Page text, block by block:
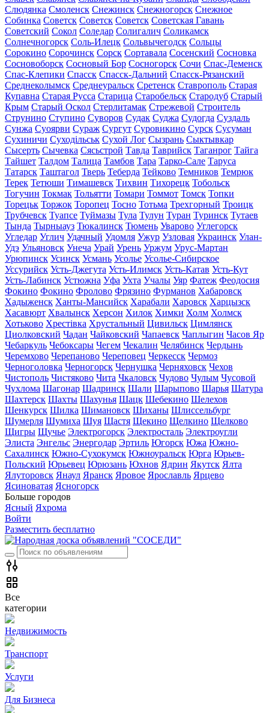
Слюдянка Смоленск Снежинск Снежногорск Снежное
Собинка Советск Советск Советск Советская Гавань
Советский Сокол Соледар Солигалич Соликамск
Солнечногорск Соль-Илецк Сольвычегодск Сольцы
Сорокино Сорочинск Сорск Сортавала Сосенский Сосновка
Сосновоборск Сосновый Бор Сосногорск Сочи Спас-Деменск
Спас-Клепики Спасск Спасск-Дальний Спасск-Рязанский
Среднеколымск Среднеуральск Сретенск Ставрополь Старая
Купавна Старая Русса Старица Старобельск Стародуб Старый
Крым Старый Оскол Стерлитамак Стрежевой Строитель
Струнино Ступино Суворов Судак Суджа Судогда Суздаль
Сунжа Суоярви Сураж Сургут Суровикино Сурск Сусуман
Сухиничи Суходільськ Сухой Лог Сызрань Сыктывкар
Сысерть Сычевка Сясьстрой Тавда Таврийск Таганрог Тайга
Тайшет Талдом Талица Тамбов Тара Тарко-Сале Таруса
Татарск Таштагол Тверь Теберда Тейково Темников Темрюк
Терек Тетюши Тимашевск Тихвин Тихорецк Тобольск
Тогучин Токмак Тольятти Томари Томмот Томск Топки
Торецьк Торжок Торопец Тосно Тотьма Трехгорный Троицк
Трубчевск Туапсе Туймазы Тула Тулун Туран Туринск Тутаев
Тында Тырныауз Тюкалинск Тюмень Уварово Углегорск
Угледар Углич Удачный Удомля Ужур Узловая Украинск Улан-
Удэ Ульяновск Унеча Урай Урень Уржум Урус-Мартан
Урюпинск Усинск Усмань Усолье Усолье-Сибирское
Уссурийск Усть-Джегута Усть-Илимск Усть-Катав Усть-Кут
Усть-Лабинск Устюжна Уфа Ухта Учалы Уяр Фатеж Феодосия
Фокино Фокино Фролово Фрязино Фурманов Хабаровск
Хадыженск Ханты-Мансийск Харабали Харовск Харцызск
Хасавюрт Хвалынск Херсон Хилок Химки Холм Холмск
Хотьково Хрестівка Хрустальный Цивильск Цимлянск
Циолковский Чадан Чайковский Чапаевск Чаплыгин Часов Яр
Чебаркуль Чебоксары Чегем Чекалин Челябинск Чердынь
Черемхово Черепаново Череповец Черкесск Чермоз
Черноголовка Черногорск Чернушка Черняховск Чехов
Чистополь Чистяково Чита Чкаловск Чудово Чулым Чусовой
Чухлома Шагонар Шадринск Шали Шарыпово Шарья Шатура
Шахтерск Шахты Шахунья Шацк Шебекино Шелехов
Шенкурск Шилка Шимановск Шиханы Шлиссельбург
Шумерля Шумиха Шуя Щастя Щекино Щелкино Щелково
Щигры Щучье Электрогорск Электросталь Электроугли
Элиста Энгельс Энергодар Эртиль Югорск Южа Южно-
Сахалинск Южно-Сухокумск Южноуральск Юрга Юрьев-
Польский Юрьевец Юрюзань Юхнов Ядрин Якутск Ялта
Ялуторовск Янаул Яранск Яровое Ярославль Ярцево
Ясиноватая Ясногорск
Больше городов
Ясный Яхрома
Войти
Разместить бесплатно
Все
категории
Недвижимость
Транспорт
Услуги
Для Бизнеса